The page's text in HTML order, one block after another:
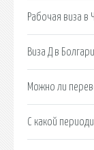
Рабочая виза в
Виза Д в
Можно ли
С какой